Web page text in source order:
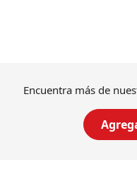
Encuentra más de